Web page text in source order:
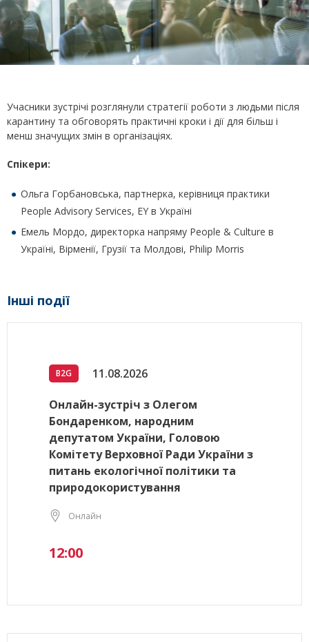
Учасники зустрічі розглянули стратегії роботи з людьми після
карантину та обговорять практичні кроки і дії для більш і
менш значущих змін в організаціях.
Спікери:
Ольга Горбановська, партнерка, керівниця практики
People Advisory Services, EY в Україні
Емель Мордо, директорка напряму People & Culture в
Україні, Вірменії, Грузії та Молдові, Philip Morris
Інші події
B2G 11.08.2026
Онлайн-зустріч з Олегом
Бондаренком, народним
депутатом України, Головою
Комітету Верховної Ради України з
питань екологічної політики та
природокористування
Онлайн
12:00